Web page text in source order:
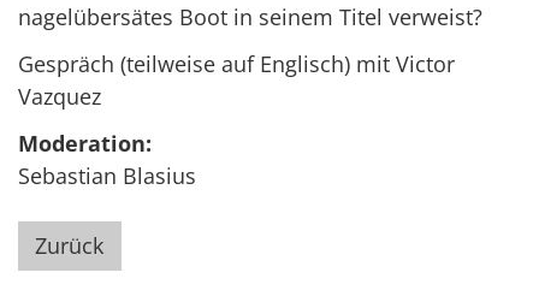
nagelübersätes Boot in seinem Titel verweist?
Gespräch (teilweise auf Englisch) mit Victor
Vazquez
Moderation:
Sebastian Blasius
Zurück